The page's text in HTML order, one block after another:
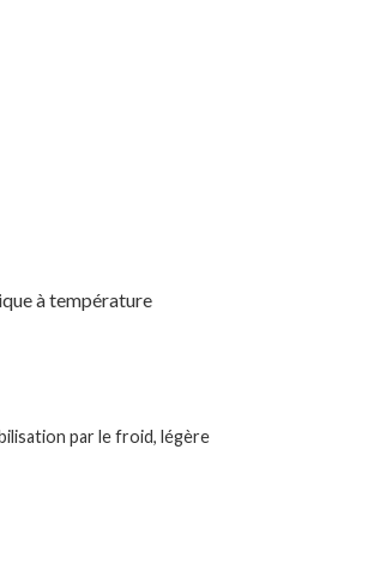
à température
par le froid, légère